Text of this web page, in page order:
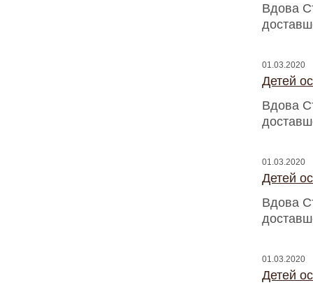
Вдова
01.03.2020
Детей
Вдова
01.03.2020
Детей
Вдова
01.03.2020
Детей